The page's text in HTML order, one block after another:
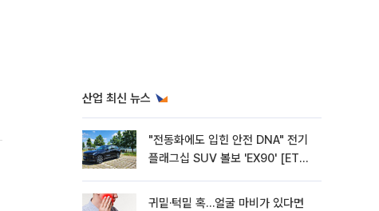
산업 최신 뉴스
"전동화에도 입힌 안전 DNA" 전기
플래그십 SUV 볼보 'EX90' [ET의
귀밑·턱밑 혹…얼굴 마비가 있다면